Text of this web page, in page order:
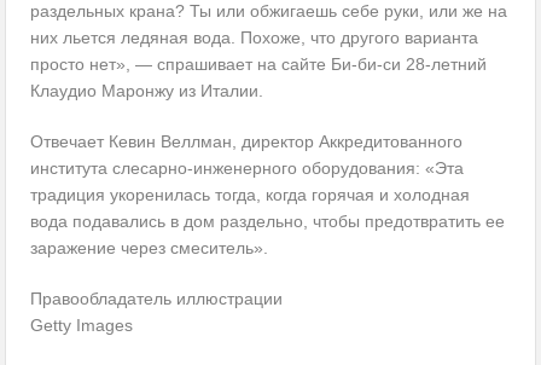
раздельных крана? Ты или обжигаешь себе руки, или же на
них льется ледяная вода. Похоже, что другого варианта
просто нет», — спрашивает на сайте Би-би-си 28-летний
Клаудио Маронжу из Италии.
Отвечает Кевин Веллман, директор Аккредитованного
института слесарно-инженерного оборудования: «Эта
традиция укоренилась тогда, когда горячая и холодная
вода подавались в дом раздельно, чтобы предотвратить ее
заражение через смеситель».
Правообладатель иллюстрации
Getty Images